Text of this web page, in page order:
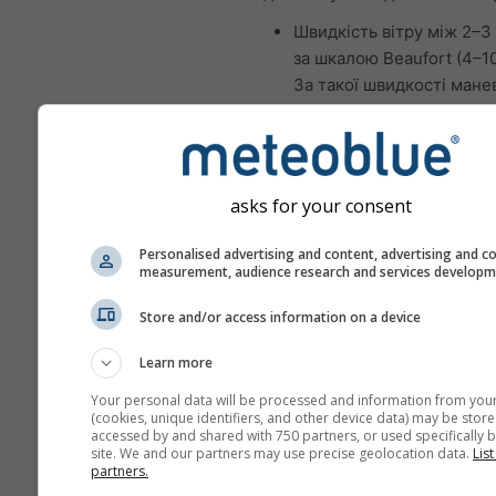
Швидкість вітру між
за шкалою Beaufort (4–10
За такої швидкості
виконуються легко, а
прощаються.
Значна висота хвиль:
Ідеальні умови для
Швидкість вітру між
вузол). За такої
уникнути пошкоджень
Значна висота хвиль:
метрів; за певних умов
asks for your consent
Personalised advertising and content, advertising and
measurement, audience research and services
Store and/or access information on a device
Learn more
Your personal data will be processed and information from
(cookies, unique identifiers, and other device data) may be
accessed by and shared with 750 partners, or used specifically
site. We and our partners may use precise geolocation data.
partners.